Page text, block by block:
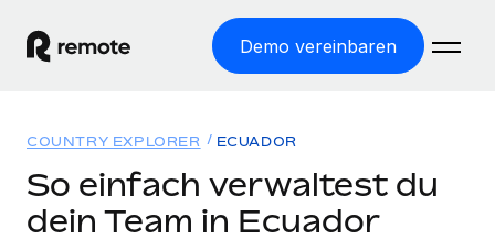
Demo vereinbaren
WELTWEITE BESCHÄFTIGUNG
Lösungen
COUNTRY EXPLORER ECUADOR
So einfach verwaltest du
dein Team in Ecuador